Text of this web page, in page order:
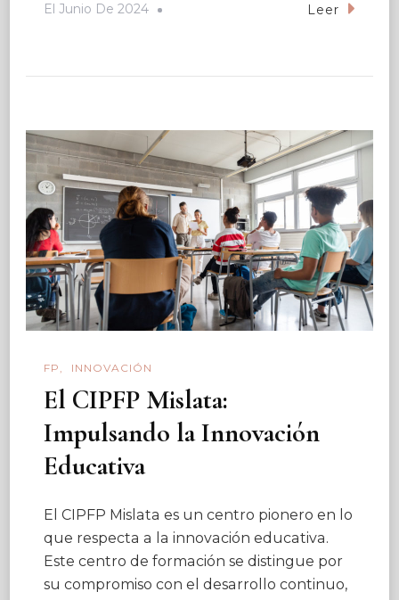
El Junio De 2024 Leer
FP INNOVACIÓN
El CIPFP Mislata:
Impulsando la Innovación
Educativa
El CIPFP Mislata es un centro pionero en lo
que respecta a la innovación educativa.
Este centro de formación se distingue por
su compromiso con el desarrollo continuo,